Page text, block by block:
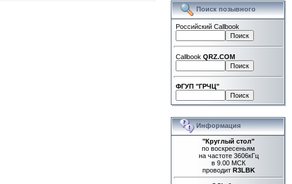
Поиск позывного
Российский Callbook
Callbook QRZ.COM
ФГУП "ГРЧЦ"
Информация
"Круглый стол"
по воскресеньям
на частоте 3606кГц
в 9.00 МСК
проводит R3LBK